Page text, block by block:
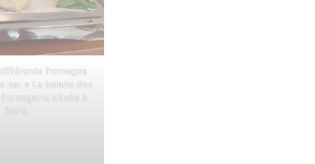
fromages
par « La balade des
située à
Bléré.